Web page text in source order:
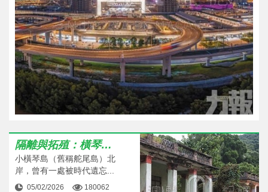
隔離與拓殖：橫琴白沙欄的管治權之爭
小橫琴島（舊稱舵尾島）北
岸，曾有一處被時代遺忘...
05/02/2026 180062